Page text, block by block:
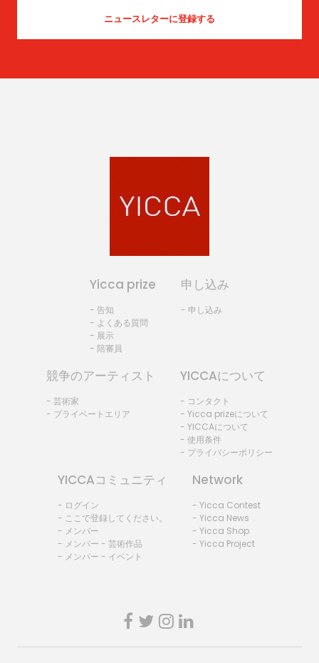
Yicca prize
- 告知
- よくある質問
- 展示
- 陪審員
申し込み
- 申し込み
競争のアーティスト
- 芸術家
- プライベートエリア
YICCAについて
- コンタクト
- Yicca prizeについて
- YICCAについて
- 使用条件
- プライバシーポリシー
YICCAコミュニティ
- ログイン
- ここで登録してください。
- メンバー
- メンバー - 芸術作品
- メンバー - イベント
Network
- Yicca Contest
- Yicca News
- Yicca Shop
- Yicca Project